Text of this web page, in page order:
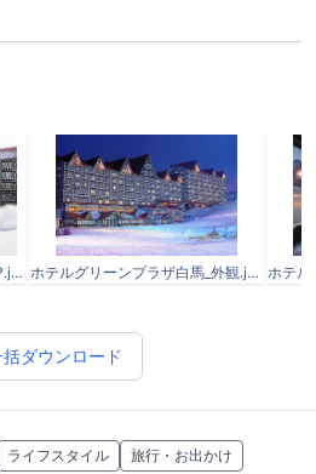
ホテルグリーンプラザ白馬_TOP.jpg ホテルグリーンプラザ白馬_外観.jpg
括ダウンロード
ライフスタイル 旅行・お出かけ